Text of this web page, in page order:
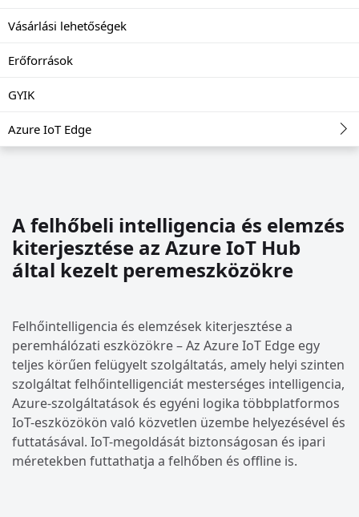
Vásárlási lehetőségek
Erőforrások
GYIK
Azure IoT Edge
A felhőbeli intelligencia és elemzés
kiterjesztése az Azure IoT Hub
által kezelt peremeszközökre
Felhőintelligencia és elemzések kiterjesztése a
peremhálózati eszközökre – Az Azure IoT Edge egy
teljes körűen felügyelt szolgáltatás, amely helyi szinten
szolgáltat felhőintelligenciát mesterséges intelligencia,
Azure-szolgáltatások és egyéni logika többplatformos
IoT-eszközökön való közvetlen üzembe helyezésével és
futtatásával. IoT-megoldását biztonságosan és ipari
méretekben futtathatja a felhőben és offline is.